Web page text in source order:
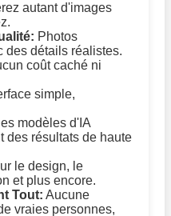
autant d'images
Photos
des détails réalistes.
coût caché ni
simple,
modèles d'IA
des résultats de haute
le design, le
et plus encore.
Tout: Aucune
vraies personnes,